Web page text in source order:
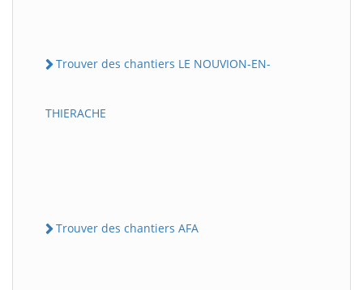
Trouver des chantiers LE NOUVION-EN-
THIERACHE
Trouver des chantiers AFA